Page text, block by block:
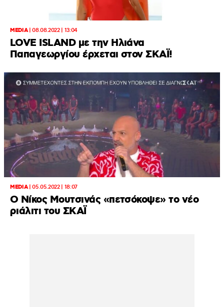
MEDIA|08.08.2022 | 13:04
LOVE ISLAND με την Ηλιάνα
Παπαγεωργίου έρχεται στον ΣΚΑΪ!
MEDIA|05.05.2022 | 18:07
Ο Νίκος Μουτσινάς «πετσόκοψε» το νέο
ριάλιτι του ΣΚΑΪ